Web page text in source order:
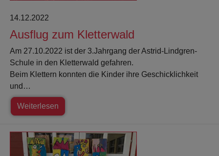
14.12.2022
Ausflug zum Kletterwald
Am 27.10.2022 ist der 3.Jahrgang der Astrid-Lindgren-
Schule in den Kletterwald gefahren.
Beim Klettern konnten die Kinder ihre Geschicklichkeit
und…
Weiterlesen